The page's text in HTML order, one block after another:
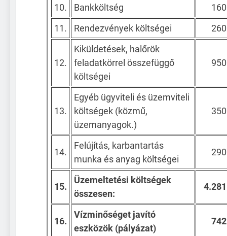
10.
Bankköltség
11.
Rendezvények költségei
12.
Kiküldetések, halőrök
feladatkörrel összefüggő
költségei
13.
Egyéb ügyviteli és üzemviteli
költségek (közmű,
üzemanyagok.)
14.
Felújítás, karbantartás
munka és anyag költségei
15.
Üzemeltetési költségek
összesen:
16.
Vízminőséget javító
eszközök (pályázat)